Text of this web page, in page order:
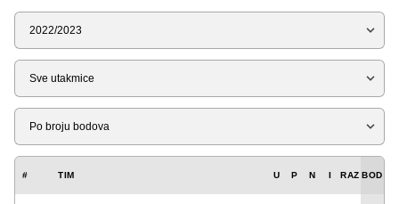
Sezona
Tip
Liga
# TIM U P N I RAZ BOD